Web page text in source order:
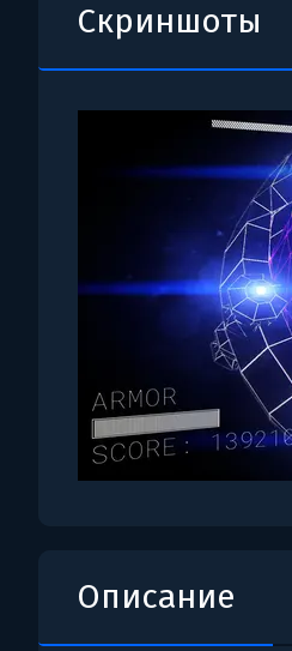
Скриншоты
Описание